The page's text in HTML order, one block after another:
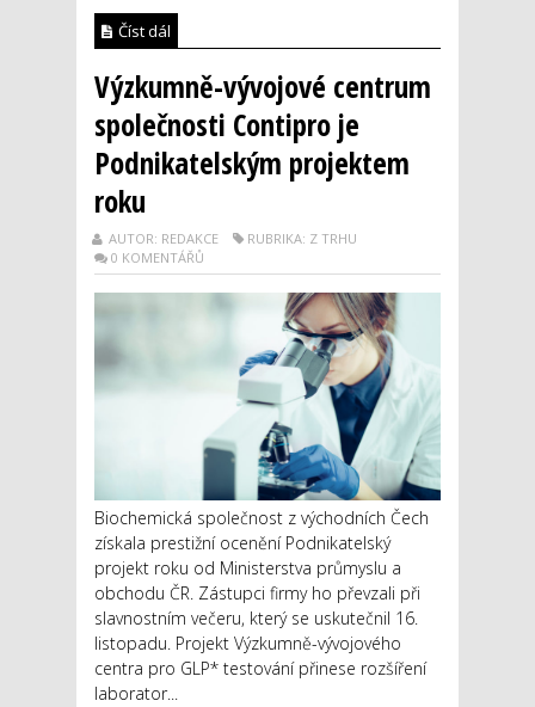
Číst dál
Výzkumně-vývojové centrum
společnosti Contipro je
Podnikatelským projektem
roku
AUTOR: REDAKCE
RUBRIKA: Z TRHU
0 KOMENTÁŘŮ
Biochemická společnost z východních Čech
získala prestižní ocenění Podnikatelský
projekt roku od Ministerstva průmyslu a
obchodu ČR. Zástupci firmy ho převzali při
slavnostním večeru, který se uskutečnil 16.
listopadu. Projekt Výzkumně-vývojového
centra pro GLP* testování přinese rozšíření
laborator...